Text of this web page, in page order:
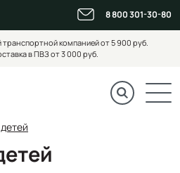
8 800 301-30-80
компанией от 5 900 руб.
в ПВЗ от 3 000 руб.